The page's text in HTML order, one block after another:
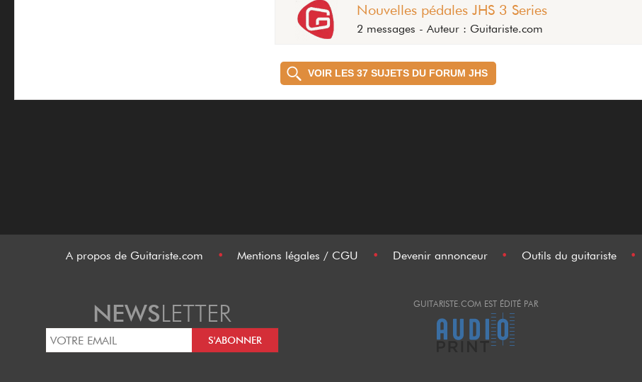
Nouvelles pédales JHS 3 Series
2 messages - Auteur : Guitariste.com
VOIR LES 37 SUJETS DU FORUM JHS
A propos de Guitariste.com • Mentions légales / CGU • Devenir annonceur • Outils du guitariste •
NEWSLETTER GUITARISTE.COM EST ÉDITÉ PAR